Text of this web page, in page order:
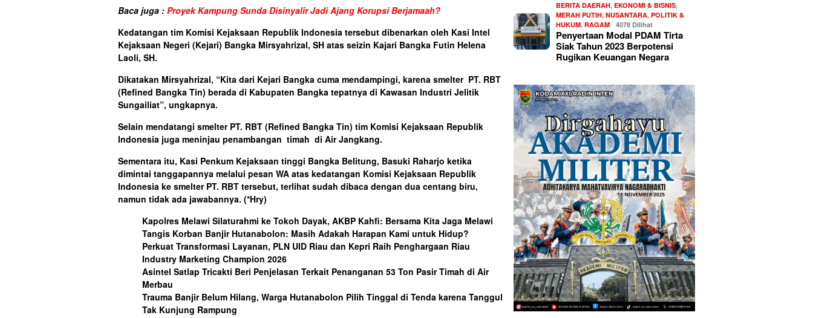
Baca juga : Proyek Kampung Sunda Disinyalir Jadi Ajang Korupsi Berjamaah?
Kedatangan tim Komisi Kejaksaan Republik Indonesia tersebut dibenarkan oleh Kasi Intel
Kejaksaan Negeri (Kejari) Bangka Mirsyahrizal, SH atas seizin Kajari Bangka Futin Helena
Laoli, SH.
Dikatakan Mirsyahrizal, “Kita dari Kejari Bangka cuma mendampingi, karena smelter PT. RBT
(Refined Bangka Tin) berada di Kabupaten Bangka tepatnya di Kawasan Industri Jelitik
Sungailiat”, ungkapnya.
Selain mendatangi smelter PT. RBT (Refined Bangka Tin) tim Komisi Kejaksaan Republik
Indonesia juga meninjau penambangan timah di Air Jangkang.
Sementara itu, Kasi Penkum Kejaksaan tinggi Bangka Belitung, Basuki Raharjo ketika
dimintai tanggapannya melalui pesan WA atas kedatangan Komisi Kejaksaan Republik
Indonesia ke smelter PT. RBT tersebut, terlihat sudah dibaca dengan dua centang biru,
namun tidak ada jawabannya. (*Hry)
Kapolres Melawi Silaturahmi ke Tokoh Dayak, AKBP Kahfi: Bersama Kita Jaga Melawi
Tangis Korban Banjir Hutanabolon: Masih Adakah Harapan Kami untuk Hidup?
Perkuat Transformasi Layanan, PLN UID Riau dan Kepri Raih Penghargaan Riau
Industry Marketing Champion 2026
Asintel Satlap Tricakti Beri Penjelasan Terkait Penanganan 53 Ton Pasir Timah di Air
Merbau
Trauma Banjir Belum Hilang, Warga Hutanabolon Pilih Tinggal di Tenda karena Tanggul
Tak Kunjung Rampung
BERITA DAERAH,EKONOMI & BISNIS,
MERAH PUTIH,NUSANTARA,POLITIK &
HUKUM,RAGAM 4078 Dilihat
Penyertaan Modal PDAM Tirta
Siak Tahun 2023 Berpotensi
Rugikan Keuangan Negara